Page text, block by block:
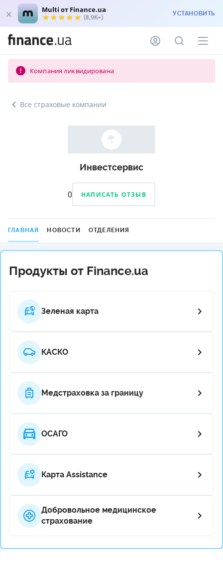
Multi от Finance.ua
(8,9K+) УСТАНОВИТЬ
Компания ликвидирована
Все страховые компании
Инвестсервис
0 НАПИСАТЬ ОТЗЫВ
ГЛАВНАЯ НОВОСТИ ОТДЕЛЕНИЯ
Продукты от Finance.ua
Зеленая карта
КАСКО
Медстраховка за границу
ОСАГО
Карта Assistance
Добровольное медицинское
страхование